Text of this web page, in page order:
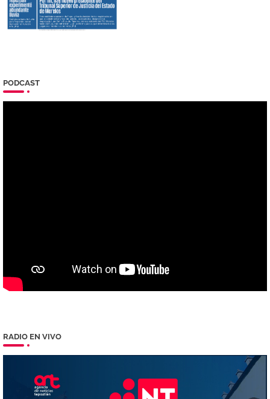
PODCAST
RADIO EN VIVO